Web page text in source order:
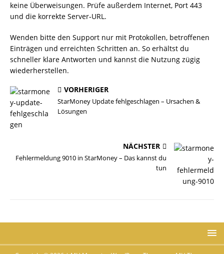
keine Überweisungen. Prüfe außerdem Internet, Port 443
und die korrekte Server‑URL.
Wenden bitte den Support nur mit Protokollen, betroffenen
Einträgen und erreichten Schritten an. So erhältst du
schneller klare Antworten und kannst die Nutzung zügig
wiederherstellen.
VORHERIGER
StarMoney Update fehlgeschlagen – Ursachen &
Lösungen
NÄCHSTER
Fehlermeldung 9010 in StarMoney – Das kannst du
tun